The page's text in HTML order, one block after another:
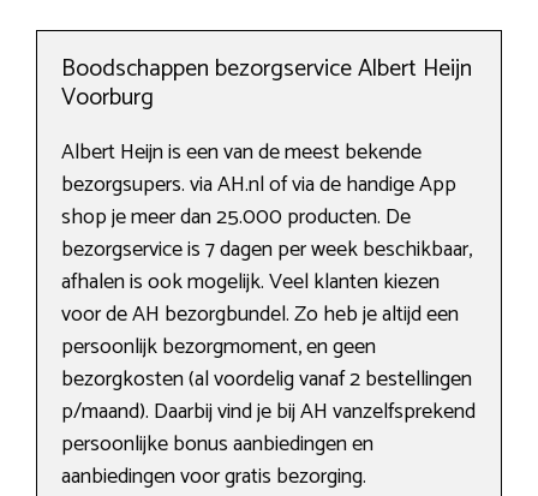
Boodschappen bezorgservice Albert Heijn
Voorburg
Albert Heijn is een van de meest bekende
bezorgsupers. via AH.nl of via de handige App
shop je meer dan 25.000 producten. De
bezorgservice is 7 dagen per week beschikbaar,
afhalen is ook mogelijk. Veel klanten kiezen
voor de AH bezorgbundel. Zo heb je altijd een
persoonlijk bezorgmoment, en geen
bezorgkosten (al voordelig vanaf 2 bestellingen
p/maand). Daarbij vind je bij AH vanzelfsprekend
persoonlijke bonus aanbiedingen en
aanbiedingen voor gratis bezorging.